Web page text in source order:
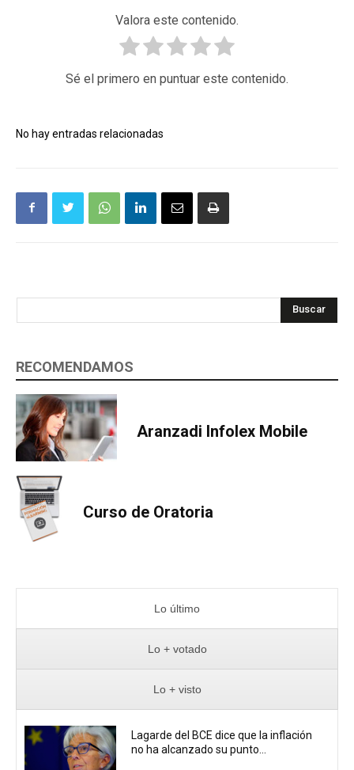
Valora este contenido.
Sé el primero en puntuar este contenido.
No hay entradas relacionadas
Buscar
RECOMENDAMOS
Aranzadi Infolex Mobile
Curso de Oratoria
Lo último
Lo + votado
Lo + visto
Lagarde del BCE dice que la inflación
no ha alcanzado su punto...